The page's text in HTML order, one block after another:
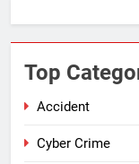
Top
Accident
Cyber Crime